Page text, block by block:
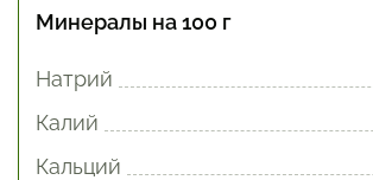
Минералы на 100 г
Натрий
Калий
Кальций